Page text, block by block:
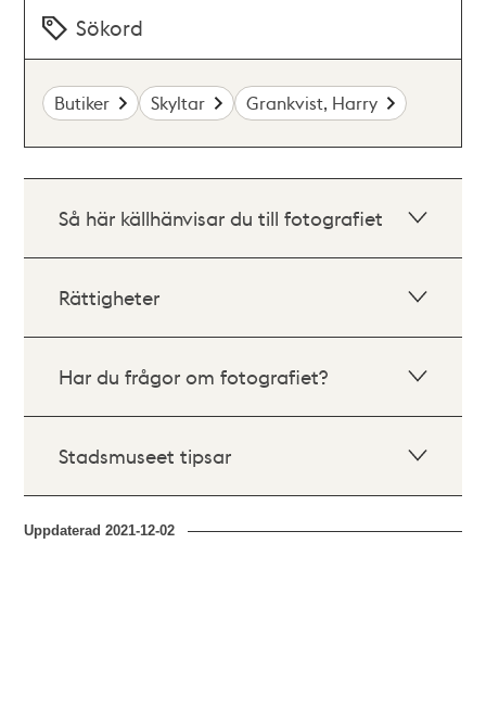
Sökord
Butiker Skyltar Grankvist, Harry
Så här källhänvisar du till fotografiet
Rättigheter
Har du frågor om fotografiet?
Stadsmuseet tipsar
Uppdaterad2021-12-02